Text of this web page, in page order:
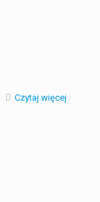
Czytaj więcej